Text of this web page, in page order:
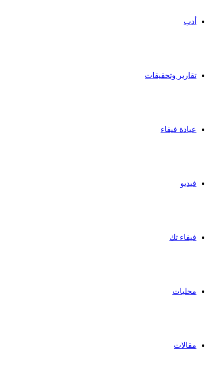
أدب
تقارير وتحقيقات
عيادة فيفاء
فيديو
فيفاء تك
محليات
مقالات